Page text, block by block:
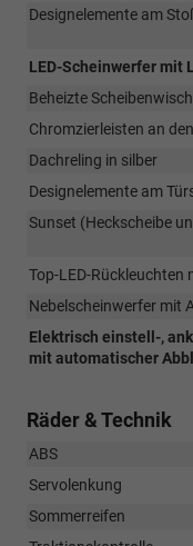
Designelemente am
LED-Scheinwerfer mit
Beheizte
Chromzierleisten an
Dachreling in silber
Designelemente am
Sunset (Heckscheibe
Top-LED-Rückleuchten
Nebelscheinwerfer mit
Elektrisch einstell-,
mit automatischer
Räder & Technik
ABS
Servolenkung
Sommerreifen